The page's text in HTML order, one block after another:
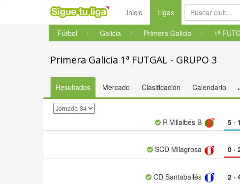
Inicio Ligas(current)
Fútbol Galicia Primera Galicia 1ª
Primera Galicia 1ª FUTGAL - GRUPO 3
Resultados Mercado Clasificación Calendario
R Villalbés B 5· 1
SCD Milagrosa 0·
CD Santaballés 2·